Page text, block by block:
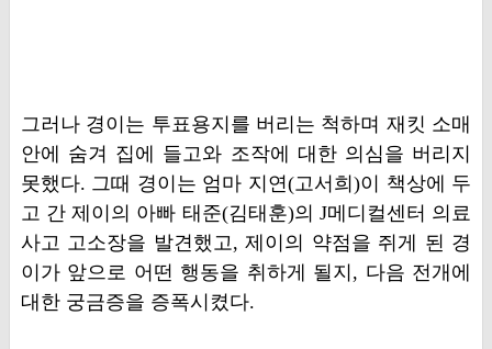
그러나 경이는 투표용지를 버리는 척하며 재킷 소매
안에 숨겨 집에 들고와 조작에 대한 의심을 버리지
못했다. 그때 경이는 엄마 지연(고서희)이 책상에 두
고 간 제이의 아빠 태준(김태훈)의 J메디컬센터 의료
사고 고소장을 발견했고, 제이의 약점을 쥐게 된 경
이가 앞으로 어떤 행동을 취하게 될지, 다음 전개에
대한 궁금증을 증폭시켰다.